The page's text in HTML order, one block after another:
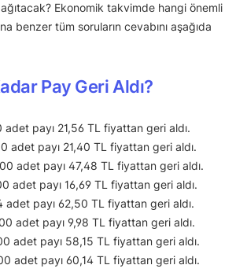
Ekonomik takvimde hangi önemli
benzer tüm soruların cevabını aşağıda
Pay Geri Aldı?
payı 21,56 TL fiyattan geri aldı.
adet payı 21,40 TL fiyattan geri aldı.
adet payı 47,48 TL fiyattan geri aldı.
adet payı 16,69 TL fiyattan geri aldı.
adet payı 62,50 TL fiyattan geri aldı.
adet payı 9,98 TL fiyattan geri aldı.
adet payı 58,15 TL fiyattan geri aldı.
adet payı 60,14 TL fiyattan geri aldı.